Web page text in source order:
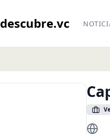
descubre.vc